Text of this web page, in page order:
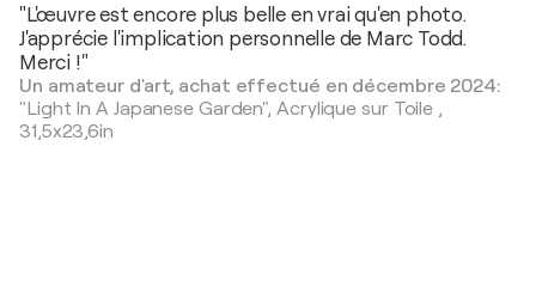
"L'œuvre est encore plus belle en vrai qu'en photo.
J'apprécie l'implication personnelle de Marc Todd.
Merci !"
Un amateur d'art, achat effectué en décembre 2024:
"Light In A Japanese Garden", Acrylique sur Toile ,
31,5x23,6in